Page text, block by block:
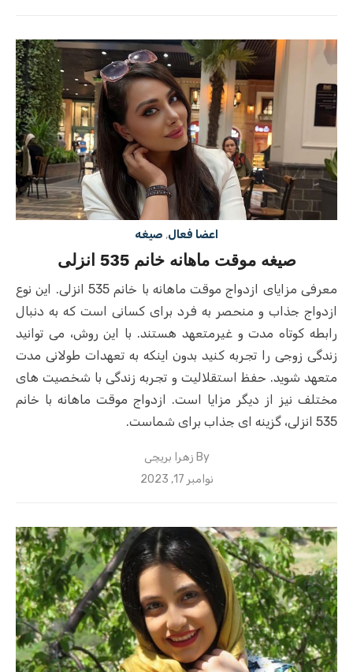
اعضا فعال, صیغه
صیغه موقت ماهانه خانم 535 انزلی
معرفی مزایای ازدواج موقت ماهانه با خانم 535 انزلی. این نوع
ازدواج جذاب و منحصر به فرد برای کسانی است که به دنبال
رابطه کوتاه مدت و غیرمتعهد هستند. با این روش، می توانید
زندگی زوجی را تجربه کنید بدون اینکه به تعهدات طولانی مدت
متعهد شوید. حفظ استقلالیت و تجربه زندگی با شخصیت های
مختلف نیز از دیگر مزایا است. ازدواج موقت ماهانه با خانم
535 انزلی، گزینه ای جذاب برای شماست.
By زهرا بریچی
Posted
نوامبر 17, 2023